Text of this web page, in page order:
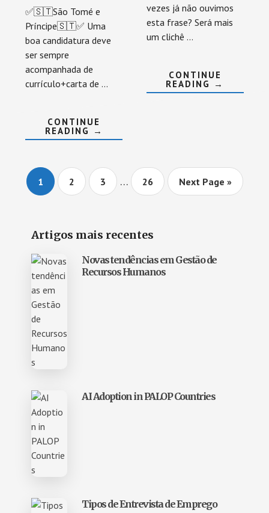
✅🇸🇹São Tomé e
Príncipe🇸🇹✅ Uma
boa candidatura deve
ser sempre
acompanhada de
currículo+carta de …
CONTINUE
READING ABOUT
TUDO
DE
CANDIDATURAS
DE
EMPREGO
→
vezes já não ouvimos
esta frase? Será mais
um clichê …
CONTINUE
READING ABOUT
6
→
Page
1 Page
2 Page
3 … Page
26 Next Page »
Primary
Sidebar
Artigos mais recentes
Novas tendências em Gestão de
Recursos Humanos
AI Adoption in PALOP Countries
Tipos de Entrevista de Emprego